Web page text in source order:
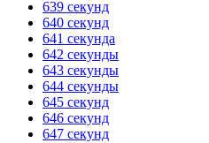
639 секунд
640 секунд
641 секунда
642 секунды
643 секунды
644 секунды
645 секунд
646 секунд
647 секунд